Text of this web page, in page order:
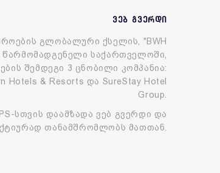
ვებ გვერდი
გლობალური ქსელის, "BWH
წარმომადგენელი საქართველოში,
შემდეგი 3 ცნობილი კომპანია:
Hotels & Resorts და SureStay Hotel
Group.
სთვის დაამზადა ვებ გვერდი და
თანამშრომლობს მათთან.